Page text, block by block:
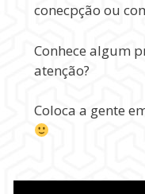
conecpção ou
Conhece algum
atenção?
Coloca a gente